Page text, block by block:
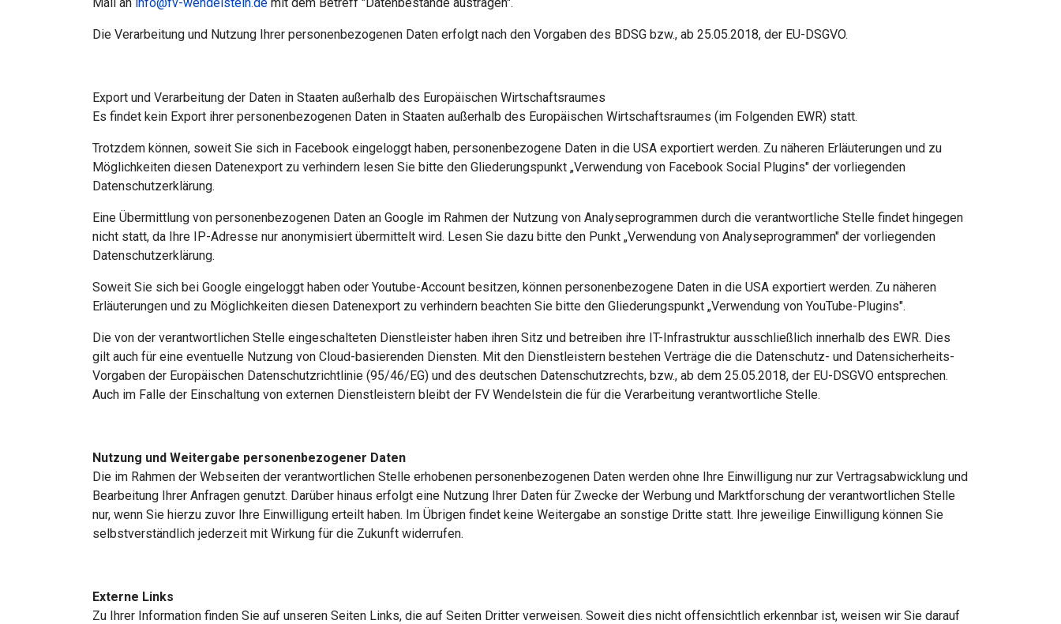
Die Verarbeitung und Nutzung Ihrer personenbezogenen Daten erfolgt nach den Vorgaben des BDSG bzw., ab 25.05.2018, der EU-DSGVO.
Export und Verarbeitung der Daten in Staaten außerhalb des Europäischen Wirtschaftsraumes
Es findet kein Export ihrer personenbezogenen Daten in Staaten außerhalb des Europäischen Wirtschaftsraumes (im Folgenden EWR) statt.
Trotzdem können, soweit Sie sich in Facebook eingeloggt haben, personenbezogene Daten in die USA exportiert werden. Zu näheren Erläuterungen und zu
Möglichkeiten diesen Datenexport zu verhindern lesen Sie bitte den Gliederungspunkt „Verwendung von Facebook Social Plugins" der vorliegenden
Datenschutzerklärung.
Eine Übermittlung von personenbezogenen Daten an Google im Rahmen der Nutzung von Analyseprogrammen durch die verantwortliche Stelle findet hingegen
nicht statt, da Ihre IP-Adresse nur anonymisiert übermittelt wird. Lesen Sie dazu bitte den Punkt „Verwendung von Analyseprogrammen" der vorliegenden
Datenschutzerklärung.
Soweit Sie sich bei Google eingeloggt haben oder Youtube-Account besitzen, können personenbezogene Daten in die USA exportiert werden. Zu näheren
Erläuterungen und zu Möglichkeiten diesen Datenexport zu verhindern beachten Sie bitte den Gliederungspunkt „Verwendung von YouTube-Plugins".
Die von der verantwortlichen Stelle eingeschalteten Dienstleister haben ihren Sitz und betreiben ihre IT-Infrastruktur ausschließlich innerhalb des EWR. Dies
gilt auch für eine eventuelle Nutzung von Cloud-basierenden Diensten. Mit den Dienstleistern bestehen Verträge die die Datenschutz- und Datensicherheits-
Vorgaben der Europäischen Datenschutzrichtlinie (95/46/EG) und des deutschen Datenschutzrechts, bzw., ab dem 25.05.2018, der EU-DSGVO entsprechen.
Auch im Falle der Einschaltung von externen Dienstleistern bleibt der FV Wendelstein die für die Verarbeitung verantwortliche Stelle.
Nutzung und Weitergabe personenbezogener Daten
Die im Rahmen der Webseiten der verantwortlichen Stelle erhobenen personenbezogenen Daten werden ohne Ihre Einwilligung nur zur Vertragsabwicklung und
Bearbeitung Ihrer Anfragen genutzt. Darüber hinaus erfolgt eine Nutzung Ihrer Daten für Zwecke der Werbung und Marktforschung der verantwortlichen Stelle
nur, wenn Sie hierzu zuvor Ihre Einwilligung erteilt haben. Im Übrigen findet keine Weitergabe an sonstige Dritte statt. Ihre jeweilige Einwilligung können Sie
selbstverständlich jederzeit mit Wirkung für die Zukunft widerrufen.
Externe Links
Zu Ihrer Information finden Sie auf unseren Seiten Links, die auf Seiten Dritter verweisen. Soweit dies nicht offensichtlich erkennbar ist, weisen wir Sie darauf